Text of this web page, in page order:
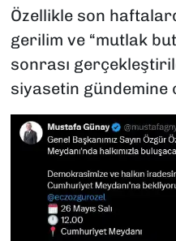
Özellikle son
gerilim ve “mutlak
sonrası
siyasetin gündemine